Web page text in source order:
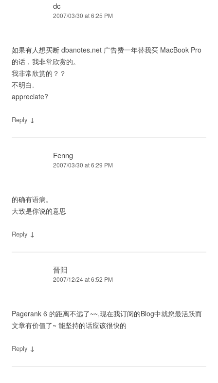
dc
2007/03/30 at 6:25 PM
如果有人想买断 dbanotes.net 广告费一年替我买 MacBook Pro
的话，我非常欣赏的。
我非常欣赏的？？
不明白.
appreciate?
Reply ↓
Fenng
2007/03/30 at 6:29 PM
的确有语病。
大致是你说的意思
Reply ↓
晋阳
2007/12/24 at 6:52 PM
Pagerank 6 的距离不远了~~,现在我订阅的Blog中就您最活跃而
文章有价值了~ 能坚持的话应该很快的
Reply ↓